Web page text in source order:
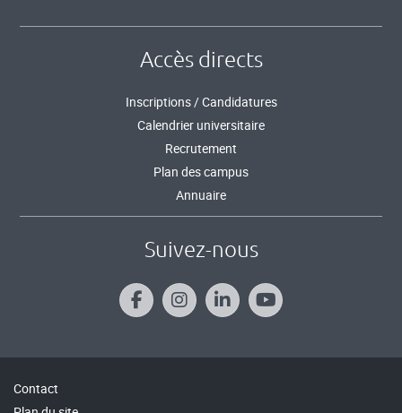
Accès directs
Inscriptions / Candidatures
Calendrier universitaire
Recrutement
Plan des campus
Annuaire
Suivez-nous
Contact